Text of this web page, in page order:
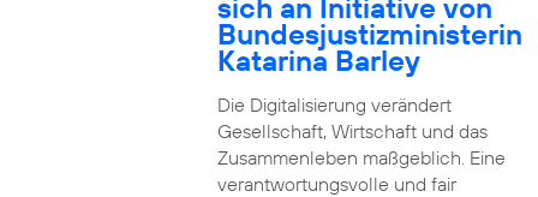
sich an Initiative von
Bundesjustizministerin
Katarina Barley
Die Digitalisierung verändert
Gesellschaft, Wirtschaft und das
Zusammenleben maßgeblich. Eine
verantwortungsvolle und fair